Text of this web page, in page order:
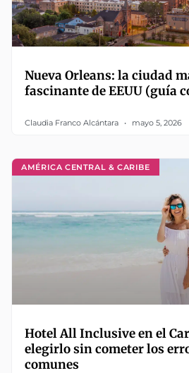
Nueva Orleans: la ciudad
fascinante de EEUU (guía
Claudia Franco Alcántara mayo 5, 2026
AMÉRICA CENTRAL & CARIBE
Hotel All Inclusive en el
elegirlo sin cometer los
comunes